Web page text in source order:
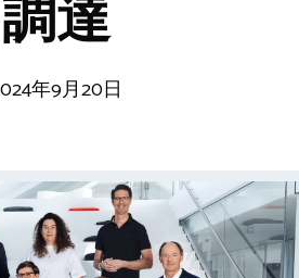
調達
年9月20日